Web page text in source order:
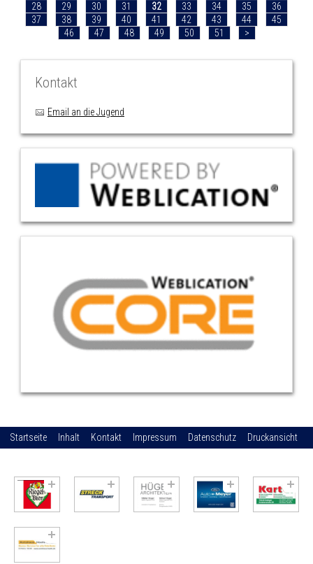
28
29 30 31 32 33 34 35
36
37
38 39 40 41 42 43 44
45
46
47 48 49 50 51 >
Kontakt
Email an die Jugend
Startseite Inhalt Kontakt Impressum Datenschutz Druckansicht